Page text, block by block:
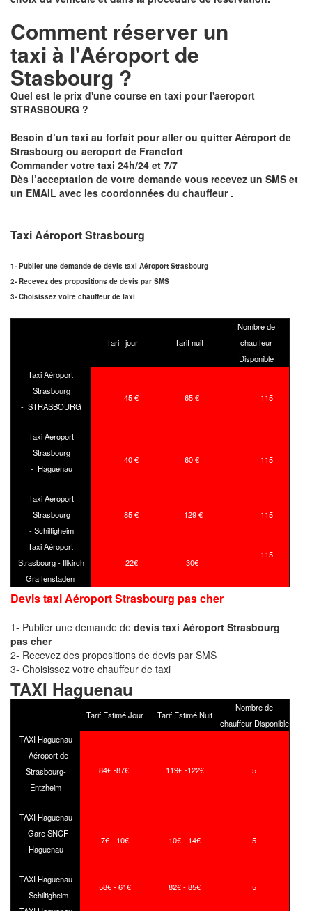
Comment réserver un
taxi à l'Aéroport de
Stasbourg ?
Quel est le prix d'une course en taxi pour l'aeroport
STRASBOURG ?
Besoin d’un taxi au forfait pour aller ou quitter Aéroport de
Strasbourg ou aeroport de Francfort
Commander votre taxi 24h/24 et 7/7
Dès l’acceptation de votre demande vous recevez un SMS et
un EMAIL avec les coordonnées du chauffeur .
Taxi Aéroport Strasbourg
1- Publier une demande de devis taxi Aéroport Strasbourg
2- Recevez des propositions de devis par SMS
3- Choisissez votre chauffeur de taxi
Tarif jour Tarif nuit
Nombre de
chauffeur
Disponible
Taxi Aéroport
Strasbourg
- STRASBOURG
45 € 65 € 115
Taxi Aéroport
Strasbourg
- Haguenau
40 € 60 € 115
Taxi Aéroport
Strasbourg
- Schiltigheim
85 € 129 € 115
Taxi Aéroport
Strasbourg - Illkirch
Graffenstaden
22€ 30€
115
Devis taxi Aéroport Strasbourg pas cher
1- Publier une demande de devis taxi Aéroport Strasbourg
pas cher
2- Recevez des propositions de devis par SMS
3- Choisissez votre chauffeur de taxi
TAXI Haguenau
Tarif Estimé Jour Tarif Estimé Nuit
Nombre de
chauffeur Disponible
TAXI Haguenau
- Aéroport de
Strasbourg-
Entzheim
84€ -87€ 119€ -122€ 5
TAXI Haguenau
- Gare SNCF
Haguenau
7€ - 10€ 10€ - 14€ 5
TAXI Haguenau
- Schiltigheim
58€ - 61€ 82€ - 85€ 5